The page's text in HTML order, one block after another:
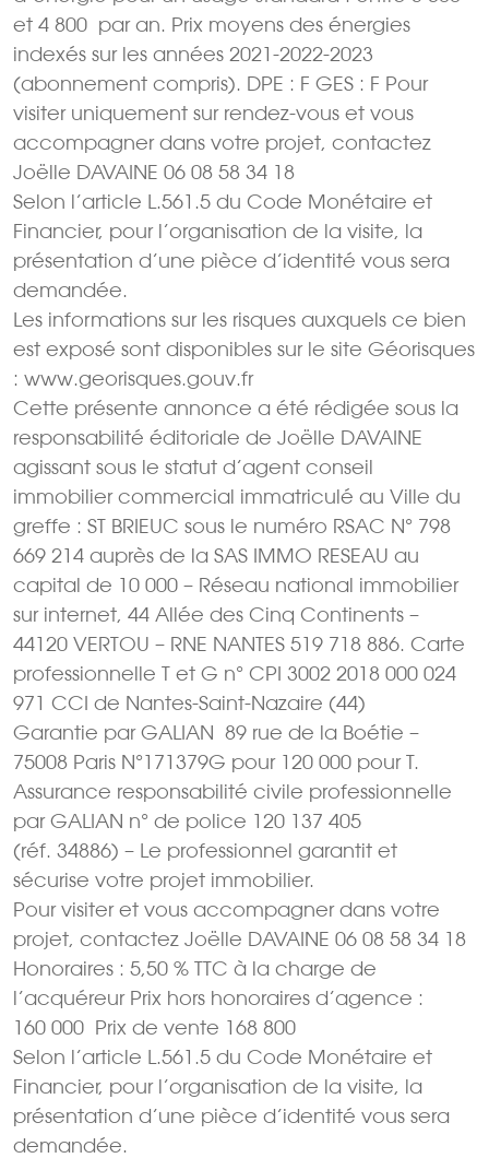
et 4 800  par an. Prix moyens des énergies
indexés sur les années 2021-2022-2023
(abonnement compris). DPE : F GES : F Pour
visiter uniquement sur rendez-vous et vous
accompagner dans votre projet, contactez
Joëlle DAVAINE 06 08 58 34 18
Selon l’article L.561.5 du Code Monétaire et
Financier, pour l’organisation de la visite, la
présentation d’une pièce d’identité vous sera
demandée.
Les informations sur les risques auxquels ce bien
est exposé sont disponibles sur le site Géorisques
: www.georisques.gouv.fr
Cette présente annonce a été rédigée sous la
responsabilité éditoriale de Joëlle DAVAINE
agissant sous le statut d’agent conseil
immobilier commercial immatriculé au Ville du
greffe : ST BRIEUC sous le numéro RSAC N° 798
669 214 auprès de la SAS IMMO RESEAU au
capital de 10 000 – Réseau national immobilier
sur internet, 44 Allée des Cinq Continents –
44120 VERTOU – RNE NANTES 519 718 886. Carte
professionnelle T et G n° CPI 3002 2018 000 024
971 CCI de Nantes-Saint-Nazaire (44)
Garantie par GALIAN  89 rue de la Boétie –
75008 Paris N°171379G pour 120 000 pour T.
Assurance responsabilité civile professionnelle
par GALIAN n° de police 120 137 405
(réf. 34886) – Le professionnel garantit et
sécurise votre projet immobilier.
Pour visiter et vous accompagner dans votre
projet, contactez Joëlle DAVAINE 06 08 58 34 18
Honoraires : 5,50 % TTC à la charge de
l’acquéreur Prix hors honoraires d’agence :
160 000  Prix de vente 168 800 
Selon l’article L.561.5 du Code Monétaire et
Financier, pour l’organisation de la visite, la
présentation d’une pièce d’identité vous sera
demandée.